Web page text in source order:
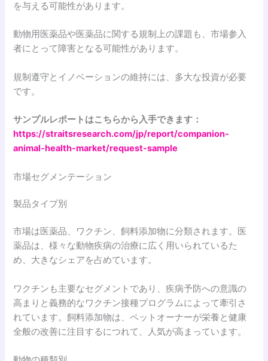
を与える可能性があります。
動物用医薬品や医薬品に関する規制上の課題も、市場参入
者にとって障害となる可能性があります。
規制遵守とイノベーションの維持には、多大な投資が必要
です。
サンプルレポートはこちらから入手できます：
https://straitsresearch.com/jp/report/companion-
animal-health-market/request-sample
市場セグメンテーション
製品タイプ別
市場は医薬品、ワクチン、飼料添加物に分類されます。医
薬品は、様々な動物疾病の治療に広く用いられているた
め、大きなシェアを占めています。
ワクチンも主要なセグメントであり、疾病予防への意識の
高まりと義務的なワクチン接種プログラムによって牽引さ
れています。飼料添加物は、ペットオーナーが栄養と健康
全般の改善に注目するにつれて、人気が高まっています。